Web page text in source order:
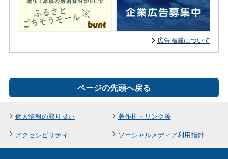
広告掲載について
ページの先頭へ戻る
個人情報の取り扱い
著作権・リンク等
アクセシビリティ
ソーシャルメディア利用指針